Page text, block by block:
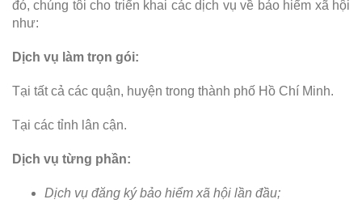
đó, chúng tôi cho triển khai các dịch vụ về bảo hiểm xã hội
như:
Dịch vụ làm trọn gói:
Tại tất cả các quận, huyện trong thành phố Hồ Chí Minh.
Tại các tỉnh lân cận.
Dịch vụ từng phần:
Dịch vụ đăng ký bảo hiểm xã hội lần đầu;